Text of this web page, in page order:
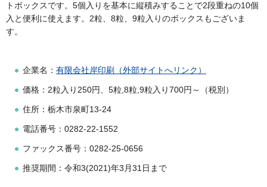
トボックスです。5個入りを基本に縦積みすることで2段重ねの10個
入と便利に使えます。2粒、8粒、9粒入りのボックスもございま
す。
企業名： 有限会社岸印刷（外部サイトへリンク）
価格：2粒入り250円、5粒,8粒,9粒入り700円～（税別）
住所：栃木市泉町13-24
電話番号：0282-22-1552
ファックス番号：0282-25-0656
推奨期間：令和3(2021)年3月31日まで